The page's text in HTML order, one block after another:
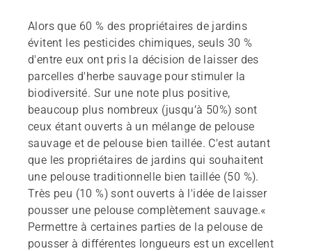
Alors que 60 % des propriétaires de jardins
évitent les pesticides chimiques, seuls 30 %
d'entre eux ont pris la décision de laisser des
parcelles d'herbe sauvage pour stimuler la
biodiversité. Sur une note plus positive,
beaucoup plus nombreux (jusqu’à 50%) sont
ceux étant ouverts à un mélange de pelouse
sauvage et de pelouse bien taillée. C'est autant
que les propriétaires de jardins qui souhaitent
une pelouse traditionnelle bien taillée (50 %).
Très peu (10 %) sont ouverts à l'idée de laisser
pousser une pelouse complètement sauvage.«
Permettre à certaines parties de la pelouse de
pousser à différentes longueurs est un excellent